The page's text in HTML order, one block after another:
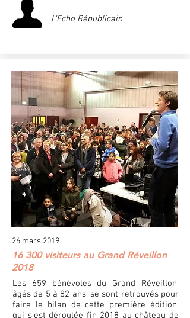
L'Echo Républicain
.
26 mars 2019
16 300 visiteurs au Grand Réveillon
2018
Les 659 bénévoles du Grand Réveillon,
âgés de 5 à 82 ans, se sont retrouvés pour
faire le bilan de cette première édition,
qui s'est déroulée fin 2018 au château de